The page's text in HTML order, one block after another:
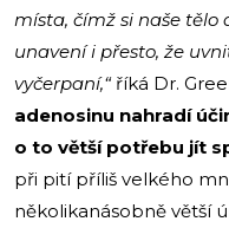
místa, čímž si naše tělo
unavení i přesto, že
vyčerpaní,“říká Dr.
adenosinu nahradí
o to větší potřebu jít
při pití příliš velkého
několikanásobně větší